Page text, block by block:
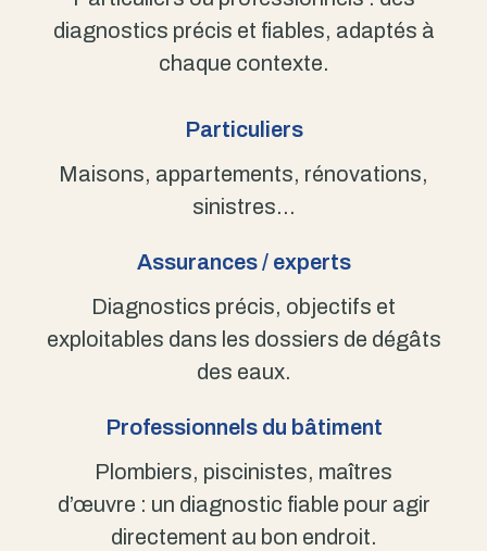
diagnostics précis et fiables, adaptés à
chaque contexte.
Particuliers
Maisons, appartements, rénovations,
sinistres…
Assurances / experts
Diagnostics précis, objectifs et
exploitables dans les dossiers de dégâts
des eaux.
Professionnels du bâtiment
Plombiers, piscinistes, maîtres
d’œuvre : un diagnostic fiable pour agir
directement au bon endroit.